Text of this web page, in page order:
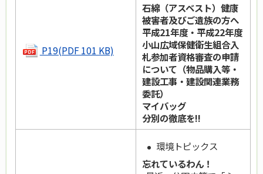
P19(PDF 101 KB)
石綿（アスベスト）健康
被害者及びご遺族の方へ
平成21年度・平成22年度
小山広域保健衛生組合入
札参加者資格審査の申請
について（物品購入等・
建設工事・建設関連業務
委託）
マイバッグ
分別の徹底を!!
環境トピックス
忘れているわん！